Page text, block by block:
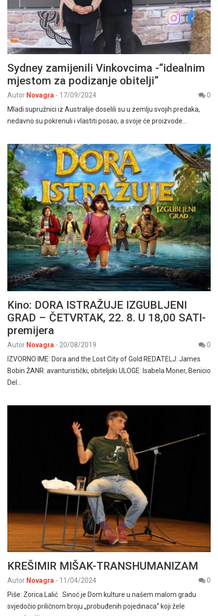
Sydney zamijenili Vinkovcima -“idealnim
mjestom za podizanje obitelji”
Autor Novagra - 17/09/2024
0
Mladi supružnici iz Australije doselili su u zemlju svojih predaka,
nedavno su pokrenuli i vlastiti posao, a svoje će proizvode…
Kino: DORA ISTRAŽUJE IZGUBLJENI
GRAD – ČETVRTAK, 22. 8. U 18,00 SATI-
premijera
Autor Novagra - 20/08/2019
0
IZVORNO IME: Dora and the Lost City of Gold REDATELJ: James
Bobin ŽANR: avanturistički, obiteljski ULOGE: Isabela Moner, Benicio
Del…
KREŠIMIR MIŠAK-TRANSHUMANIZAM
Autor Novagra - 11/04/2024
0
Piše: Zorica Lalić Sinoć je Dom kulture u našem malom gradu
svjedočio priličnom broju „probuđenih pojedinaca“ koji žele